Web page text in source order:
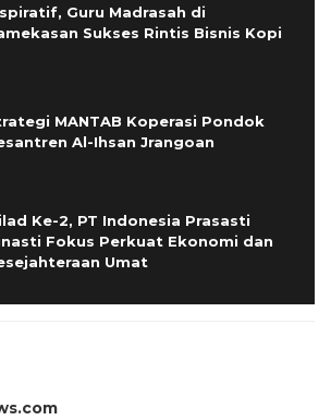
Guru Madrasah di
Sukses Rintis Bisnis Kopi
MANTAB Koperasi Pondok
Al-Ihsan Jrangoan
Ke-2, PT Indonesia Prasasti
Fokus Perkuat Ekonomi dan
Umat